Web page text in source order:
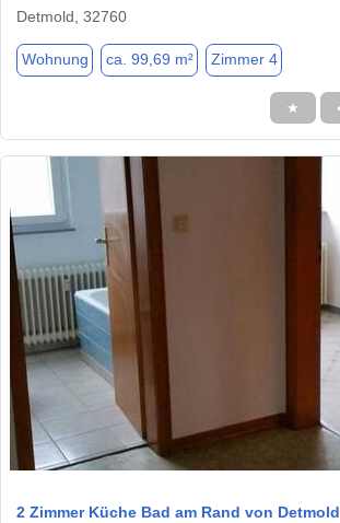
Detmold, 32760
Wohnung ca. 99,69 m² Zimmer 4
★
2 Zimmer Küche Bad am Rand von